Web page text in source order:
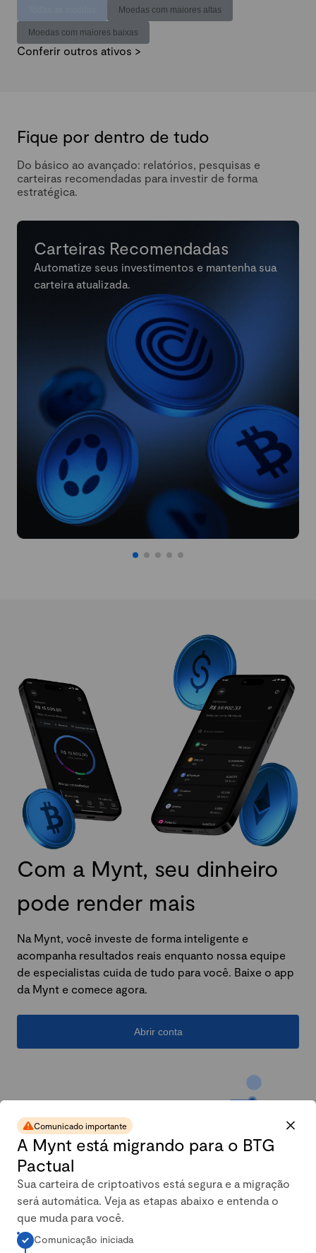
Moedas com maiores altas
Moedas com maiores baixas
Conferir outros ativos >
Fique por dentro de tudo
Do básico ao avançado: relatórios, pesquisas e
carteiras recomendadas para investir de forma
estratégica.
Carteiras Recomendadas
Automatize seus investimentos e mantenha sua
carteira atualizada.
Com a Mynt, seu dinheiro
pode render mais
Na Mynt, você investe de forma inteligente e
acompanha resultados reais enquanto nossa equipe
de especialistas cuida de tudo para você. Baixe o app
da Mynt e comece agora.
Abrir conta
A carteira conservadora da
Comunicado importante
A Mynt está migrando para o BTG
Pactual
Sua carteira de criptoativos está segura e a migração
será automática. Veja as etapas abaixo e entenda o
que muda para você.
Comunicação iniciada